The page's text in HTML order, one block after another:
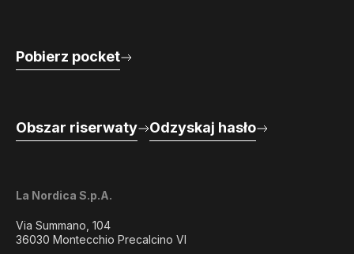
La Nordica S.p.A.
Via Summano, 104
36030 Montecchio Precalcino VI
Pobierz pocket
Obszar riserwaty Odzyskaj hasło